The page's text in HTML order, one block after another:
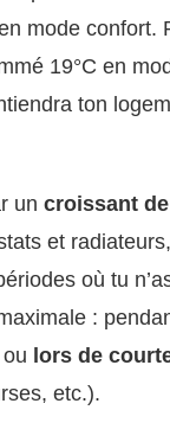
mode confort.
19°C en
ton
un croissant
et
où tu
:
lors de
etc.).